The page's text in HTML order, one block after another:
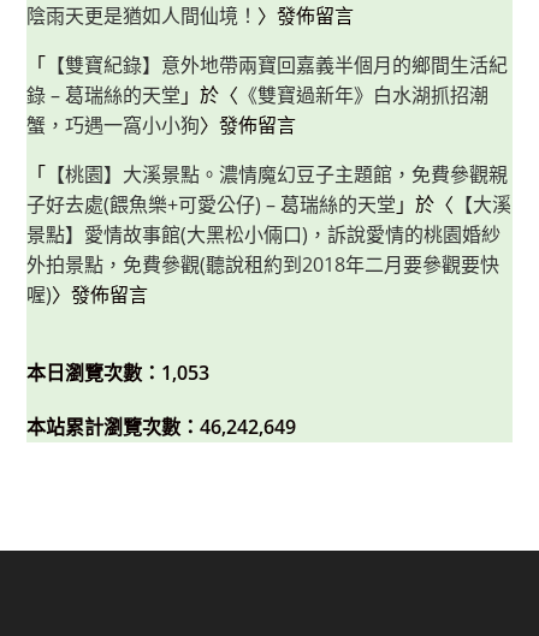
陰雨天更是猶如人間仙境！ 〉發佈留言
「 【雙寶紀錄】意外地帶兩寶回嘉義半個月的鄉間生活紀
錄 – 葛瑞絲的天堂 」於〈 《雙寶過新年》白水湖抓招潮
蟹，巧遇一窩小小狗〉發佈留言
「 【桃園】大溪景點。濃情魔幻豆子主題館，免費參觀親
子好去處(餵魚樂+可愛公仔) – 葛瑞絲的天堂 」於〈 【大溪
景點】愛情故事館(大黑松小倆口)，訴說愛情的桃園婚紗
外拍景點，免費參觀(聽說租約到2018年二月要參觀要快
喔)〉發佈留言
本日瀏覽次數：1,053
本站累計瀏覽次數：46,242,649